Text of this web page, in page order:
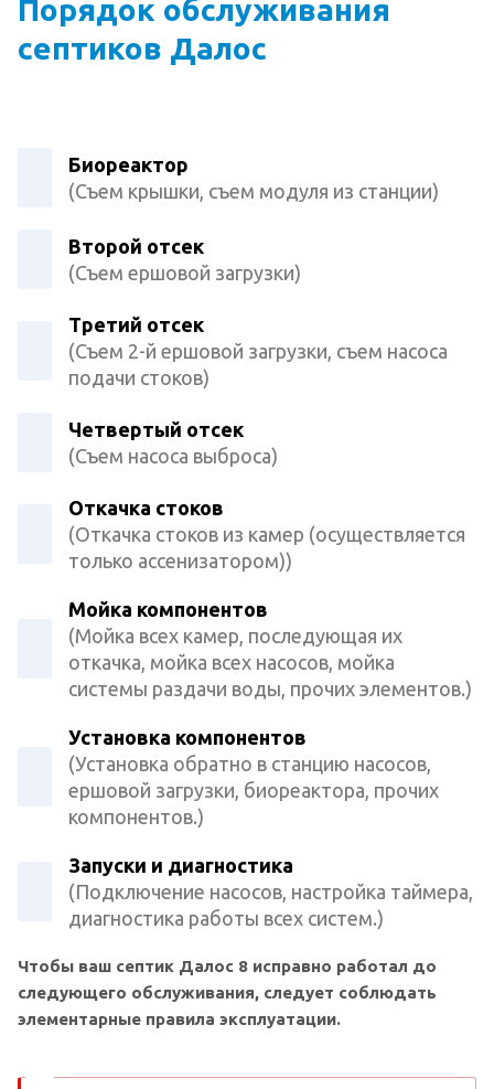
Порядок обслуживания
септиков Далос
Биореактор
(Съем крышки, съем модуля из станции)
Второй отсек
(Съем ершовой загрузки)
Третий отсек
(Съем 2-й ершовой загрузки, съем насоса
подачи стоков)
Четвертый отсек
(Съем насоса выброса)
Откачка стоков
(Откачка стоков из камер (осуществляется
только ассенизатором))
Мойка компонентов
(Мойка всех камер, последующая их
откачка, мойка всех насосов, мойка
системы раздачи воды, прочих элементов.)
Установка компонентов
(Установка обратно в станцию насосов,
ершовой загрузки, биореактора, прочих
компонентов.)
Запуски и диагностика
(Подключение насосов, настройка таймера,
диагностика работы всех систем.)
Чтобы ваш септик Далос 8 исправно работал до
следующего обслуживания, следует соблюдать
элементарные правила эксплуатации.